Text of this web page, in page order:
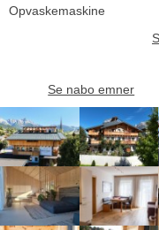
Opvaskemaskine
Se nabo emner